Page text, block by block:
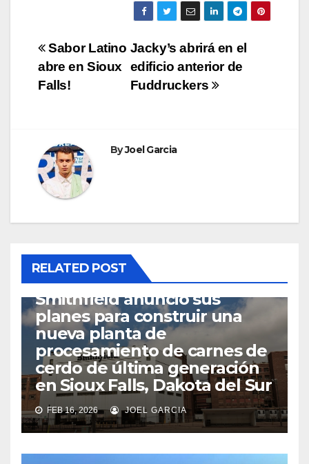
Post
navigation
Jacky’s abrirá en el
edificio anterior de
Fuddruckers
Sabor Latino
abre en Sioux
Falls!
ByJoel Garcia
RELATED POST
Smithfield anunció sus
planes para construir una
nueva planta de
procesamiento de carnes de
cerdo de última generación
en Sioux Falls, Dakota del Sur
FEB 16, 2026 JOEL GARCIA